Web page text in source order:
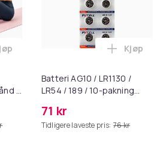
-
Magetrener, 6-rørs fotpedal
Batteri AG10 / LR1130 /
LR54 / 189 / 10-pakning
71 kr
Tidligere laveste pris: 76 kr
Legg
Kjøp